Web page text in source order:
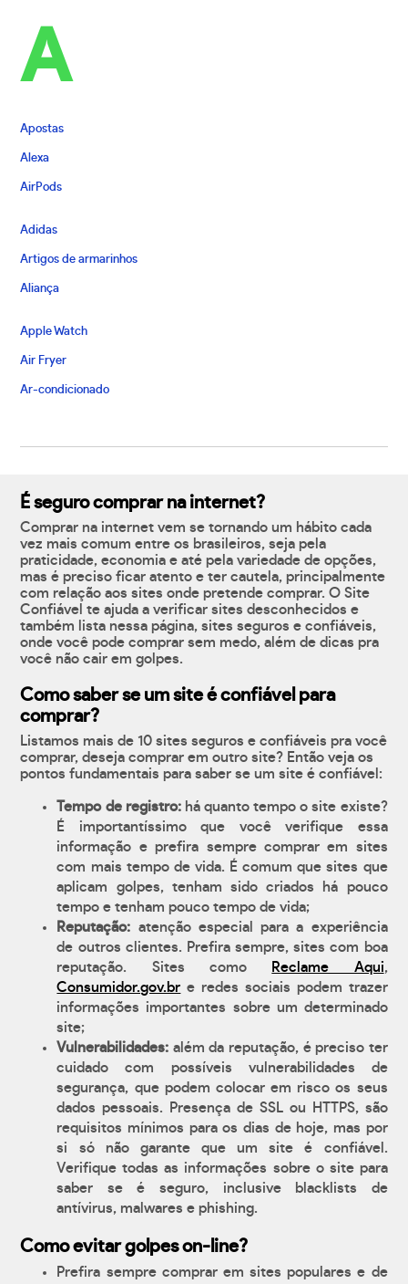
A
Apostas
Alexa
AirPods
Adidas
Artigos de armarinhos
Aliança
Apple Watch
Air Fryer
Ar-condicionado
É seguro comprar na internet?
Comprar na internet vem se tornando um hábito cada
vez mais comum entre os brasileiros, seja pela
praticidade, economia e até pela variedade de opções,
mas é preciso ficar atento e ter cautela, principalmente
com relação aos sites onde pretende comprar. O Site
Confiável te ajuda a verificar sites desconhecidos e
também lista nessa página, sites seguros e confiáveis,
onde você pode comprar sem medo, além de dicas pra
você não cair em golpes.
Como saber se um site é confiável para
comprar?
Listamos mais de 10 sites seguros e confiáveis pra você
comprar, deseja comprar em outro site? Então veja os
pontos fundamentais para saber se um site é confiável:
Tempo de registro:há quanto tempo o site existe?
É importantíssimo que você verifique essa
informação e prefira sempre comprar em sites
com mais tempo de vida. É comum que sites que
aplicam golpes, tenham sido criados há pouco
tempo e tenham pouco tempo de vida;
Reputação: atenção especial para a experiência
de outros clientes. Prefira sempre, sites com boa
reputação. Sites como
Reclame Aqui,
Consumidor.gov.br e redes sociais podem trazer
informações importantes sobre um determinado
site;
Vulnerabilidades: além da reputação, é preciso ter
cuidado com possíveis vulnerabilidades de
segurança, que podem colocar em risco os seus
dados pessoais. Presença de SSL ou HTTPS, são
requisitos mínimos para os dias de hoje, mas por
si só não garante que um site é confiável.
Verifique todas as informações sobre o site para
saber se é seguro, inclusive blacklists de
antívirus, malwares e phishing.
Como evitar golpes on-line?
Prefira sempre comprar em sites populares e de